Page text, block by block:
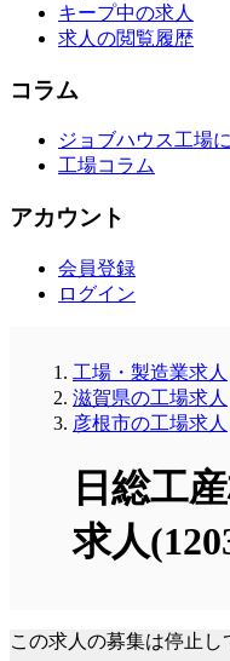
キープ中の求人
求人の閲覧履歴
コラム
ジョブハウス工場
工場コラム
アカウント
会員登録
ログイン
工場・製造業求人
滋賀県の工場求人
彦根市の工場求人
日総工
求人
この求人の募集は停止し